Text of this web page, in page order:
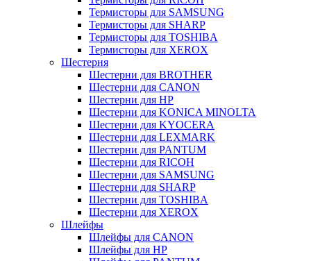
Термисторы для SAMSUNG
Термисторы для SHARP
Термисторы для TOSHIBA
Термисторы для XEROX
Шестерня
Шестерни для BROTHER
Шестерни для CANON
Шестерни для HP
Шестерни для KONICA MINOLTA
Шестерни для KYOCERA
Шестерни для LEXMARK
Шестерни для PANTUM
Шестерни для RICOH
Шестерни для SAMSUNG
Шестерни для SHARP
Шестерни для TOSHIBA
Шестерни для XEROX
Шлейфы
Шлейфы для CANON
Шлейфы для HP